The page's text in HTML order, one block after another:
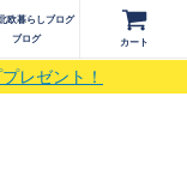
レゼント！
ブログ カート